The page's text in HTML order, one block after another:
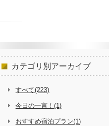
カテゴリ別アーカイブ
すべて(223)
今日の一言！(1)
おすすめ宿泊プラン(1)